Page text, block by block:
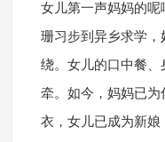
女儿第一声妈妈的呢
珊习步到异乡求学
绕。女儿的口中餐
牵。如今，妈妈已
衣，女儿已成为新